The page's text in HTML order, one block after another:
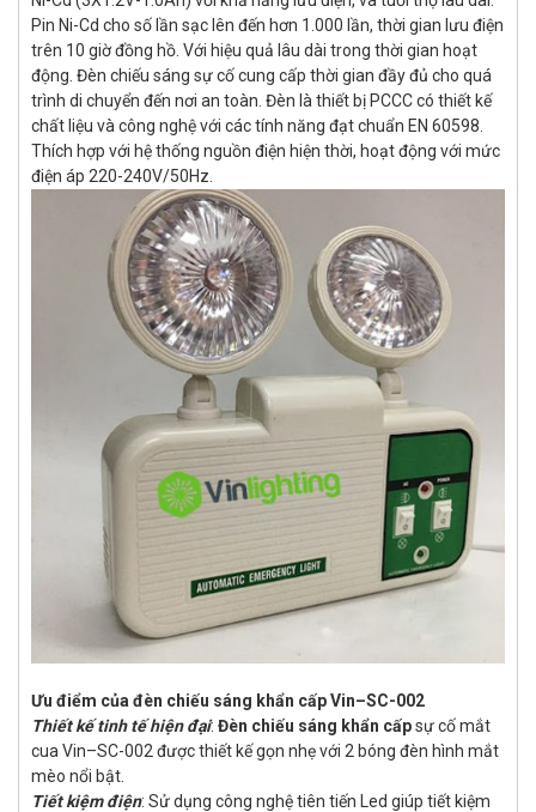
Pin Ni-Cd cho số lần sạc lên đến hơn 1.000 lần, thời gian lưu điện
trên 10 giờ đồng hồ. Với hiệu quả lâu dài trong thời gian hoạt
động. Đèn chiếu sáng sự cố cung cấp thời gian đầy đủ cho quá
trình di chuyển đến nơi an toàn. Đèn là thiết bị PCCC có thiết kế
chất liệu và công nghệ với các tính năng đạt chuẩn EN 60598.
Thích hợp với hệ thống nguồn điện hiện thời, hoạt động với mức
điện áp 220-240V/50Hz.
Ưu điểm của đèn chiếu sáng khẩn cấp Vin–SC-002
Thiết kế tinh tế hiện đại: Đèn chiếu sáng khẩn cấpsự cố mắt
cua Vin–SC-002 được thiết kế gọn nhẹ với 2 bóng đèn hình mắt
mèo nổi bật.
Tiết kiệm điện: Sử dụng công nghệ tiên tiến Led giúp tiết kiệm